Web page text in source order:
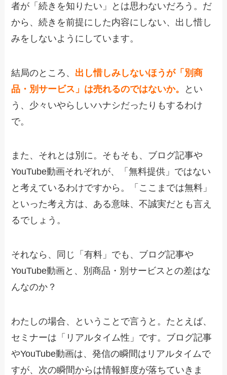
者が「続きを知りたい」とは思わないだろう。だ
から、続きを前提にした内容にしない、出し惜し
みをしないようにしています。
結局のところ、 出し惜しみしないほうが「別商
品・別サービス」は売れるのではないか。
とい
う、少々いやらしいハナシだったりもするわけ
で。
また、それとは別に。そもそも、ブログ記事や
YouTube動画それぞれが、「無料提供」ではない
と考えているわけですから。「ここまでは無料」
といった考え方は、ある意味、不誠実だとも言え
るでしょう。
それなら、同じ「有料」でも、ブログ記事や
YouTube動画と、別商品・別サービスとの差はな
んなのか？
わたしの場合、ということで言うと。たとえば、
セミナーは「リアルタイム性」です。ブログ記事
やYouTube動画は、発信の瞬間はリアルタイムで
すが、次の瞬間からは情報鮮度が落ちていきま